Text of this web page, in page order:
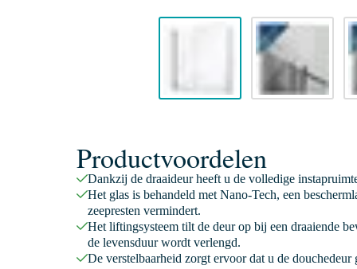
Productvoordelen
Dankzij de draaideur heeft u de volledige
Het glas is behandeld met Nano-Tech, een
zeepresten vermindert.
Het liftingsysteem tilt de deur op bij een draaiende
de levensduur wordt verlengd.
De verstelbaarheid zorgt ervoor dat u de douchedeur